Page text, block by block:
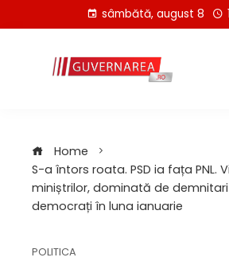
to
sâmbătă, august 8
Home
S-a întors roata. PSD ia fața PNL.
miniștrilor, dominată de
democrați în luna ianuarie
POLITICA